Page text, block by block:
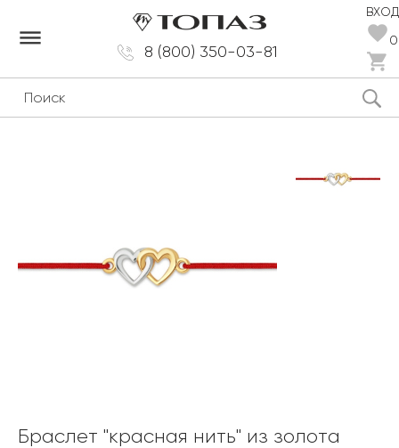
8 (800) 350-03-81
ВХОД
0
dehaze
Браслет "красная нить" из золота